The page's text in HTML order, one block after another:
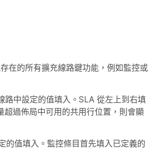
在的所有擴充線路鍵功能，例如監控或
中設定的值填入。SLA 從左上到右填
過佈局中可用的共用行位置，則會顯
值填入。監控條目首先填入已定義的